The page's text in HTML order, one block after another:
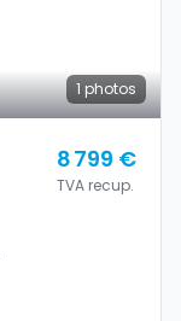
1 photos
8 799 €
TVA recup.